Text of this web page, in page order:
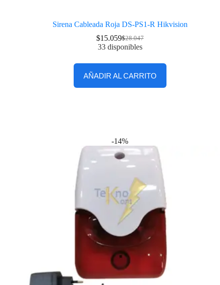
Sirena Cableada Roja DS-PS1-R Hikvision
$28.047
$15.059
33 disponibles
AÑADIR AL CARRITO
-14%